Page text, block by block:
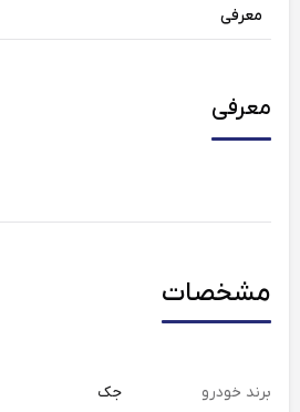
معرفی
معرفی
مشخصات
برند خودرو
جک